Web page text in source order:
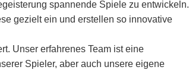
spannende Spiele zu entwickeln.
gezielt ein und erstellen so innovative
Unser erfahrenes Team ist eine
Spieler, aber auch unsere eigene